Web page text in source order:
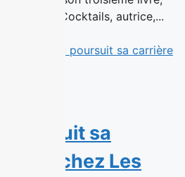
de 1 ou 2 Cocktails, autrice,...
poursuit sa
chez Les